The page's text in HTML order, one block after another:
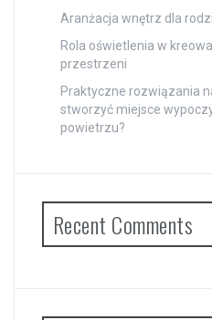
Aranżacja wnętrz dla
Rola oświetlenia w
przestrzeni
Praktyczne rozwiązania
stworzyć miejsce
powietrzu?
Recent Comments